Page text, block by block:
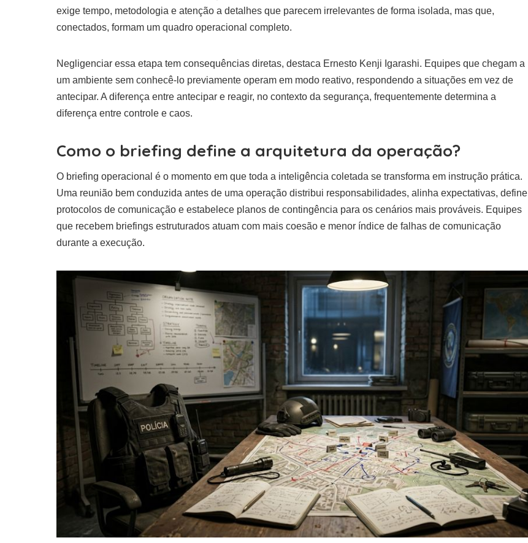
exige tempo, metodologia e atenção a detalhes que parecem irrelevantes de forma isolada, mas que,
conectados, formam um quadro operacional completo.
Negligenciar essa etapa tem consequências diretas, destaca Ernesto Kenji Igarashi. Equipes que chegam a
um ambiente sem conhecê-lo previamente operam em modo reativo, respondendo a situações em vez de
antecipar. A diferença entre antecipar e reagir, no contexto da segurança, frequentemente determina a
diferença entre controle e caos.
Como o briefing define a arquitetura da operação?
O briefing operacional é o momento em que toda a inteligência coletada se transforma em instrução prática.
Uma reunião bem conduzida antes de uma operação distribui responsabilidades, alinha expectativas, define
protocolos de comunicação e estabelece planos de contingência para os cenários mais prováveis. Equipes
que recebem briefings estruturados atuam com mais coesão e menor índice de falhas de comunicação
durante a execução.